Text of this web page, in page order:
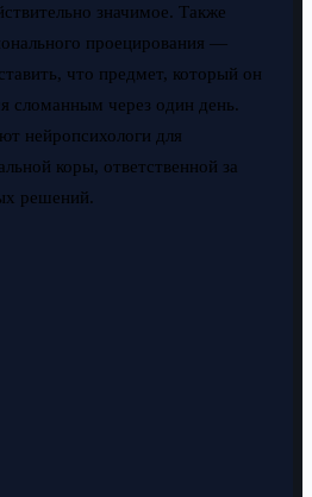
значимое. Также
проецирования —
что предмет, который он
сломанным через один день.
нейропсихологи для
коры, ответственной за
решений.